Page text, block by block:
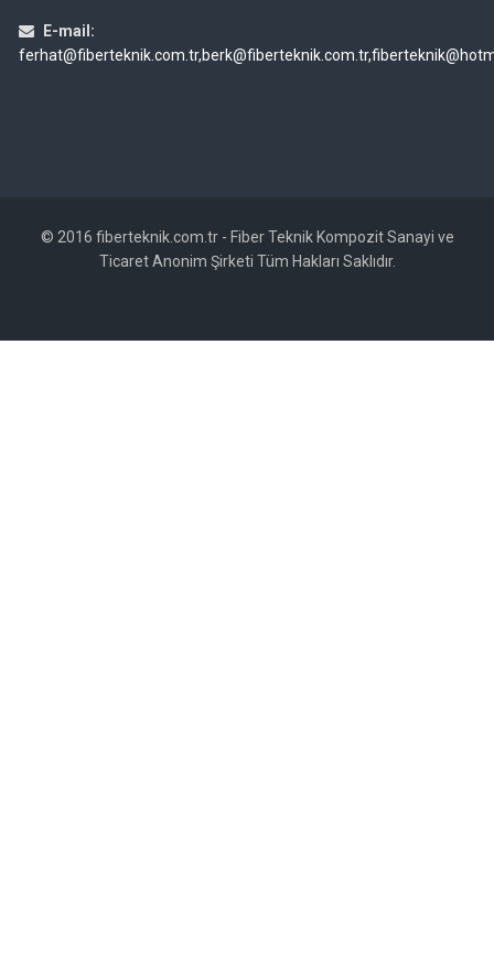
E-mail:
© 2016 fiberteknik.com.tr - Fiber Teknik Kompozit Sanayi ve
Ticaret Anonim Şirketi Tüm Hakları Saklıdır.